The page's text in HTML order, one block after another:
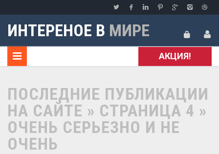
ИНТЕРЕНОЕ В МИРЕ
АКЦИЯ!
ПОСЛЕДНИЕ ПУБЛИКАЦИИ
НА САЙТЕ » СТРАНИЦА 4 »
ОЧЕНЬ СЕРЬЕЗНО И НЕ
ОЧЕНЬ